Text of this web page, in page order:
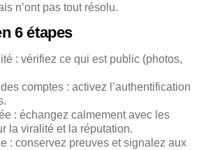
n’ont pas tout résolu.
6 étapes
: vérifiez ce qui est public (photos,
comptes : activez l’authentification
: échangez calmement avec les
la viralité et la réputation.
: conservez preuves et signalez aux